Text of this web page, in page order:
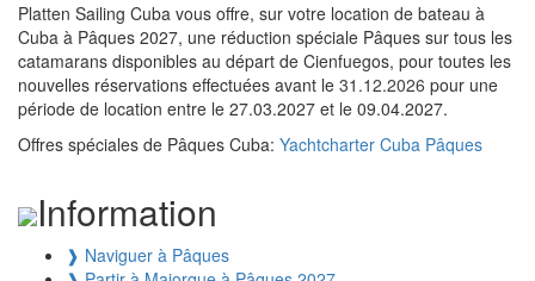
Platten Sailing Cuba vous offre, sur votre location de bateau à
Cuba à Pâques 2027, une réduction spéciale Pâques sur tous les
catamarans disponibles au départ de Cienfuegos, pour toutes les
nouvelles réservations effectuées avant le 31.12.2026 pour une
période de location entre le 27.03.2027 et le 09.04.2027.
Offres spéciales de Pâques Cuba: Yachtcharter Cuba Pâques
Information
❱ Naviguer à Pâques